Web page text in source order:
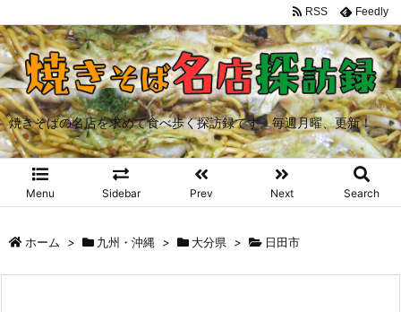
焼きそばの名店を求めて食べ歩く探訪録です。毎週月曜、更新！
Menu Sidebar Prev Next Search
RSS Feedly
ホーム > 九州・沖縄 > 大分県 > 日田市